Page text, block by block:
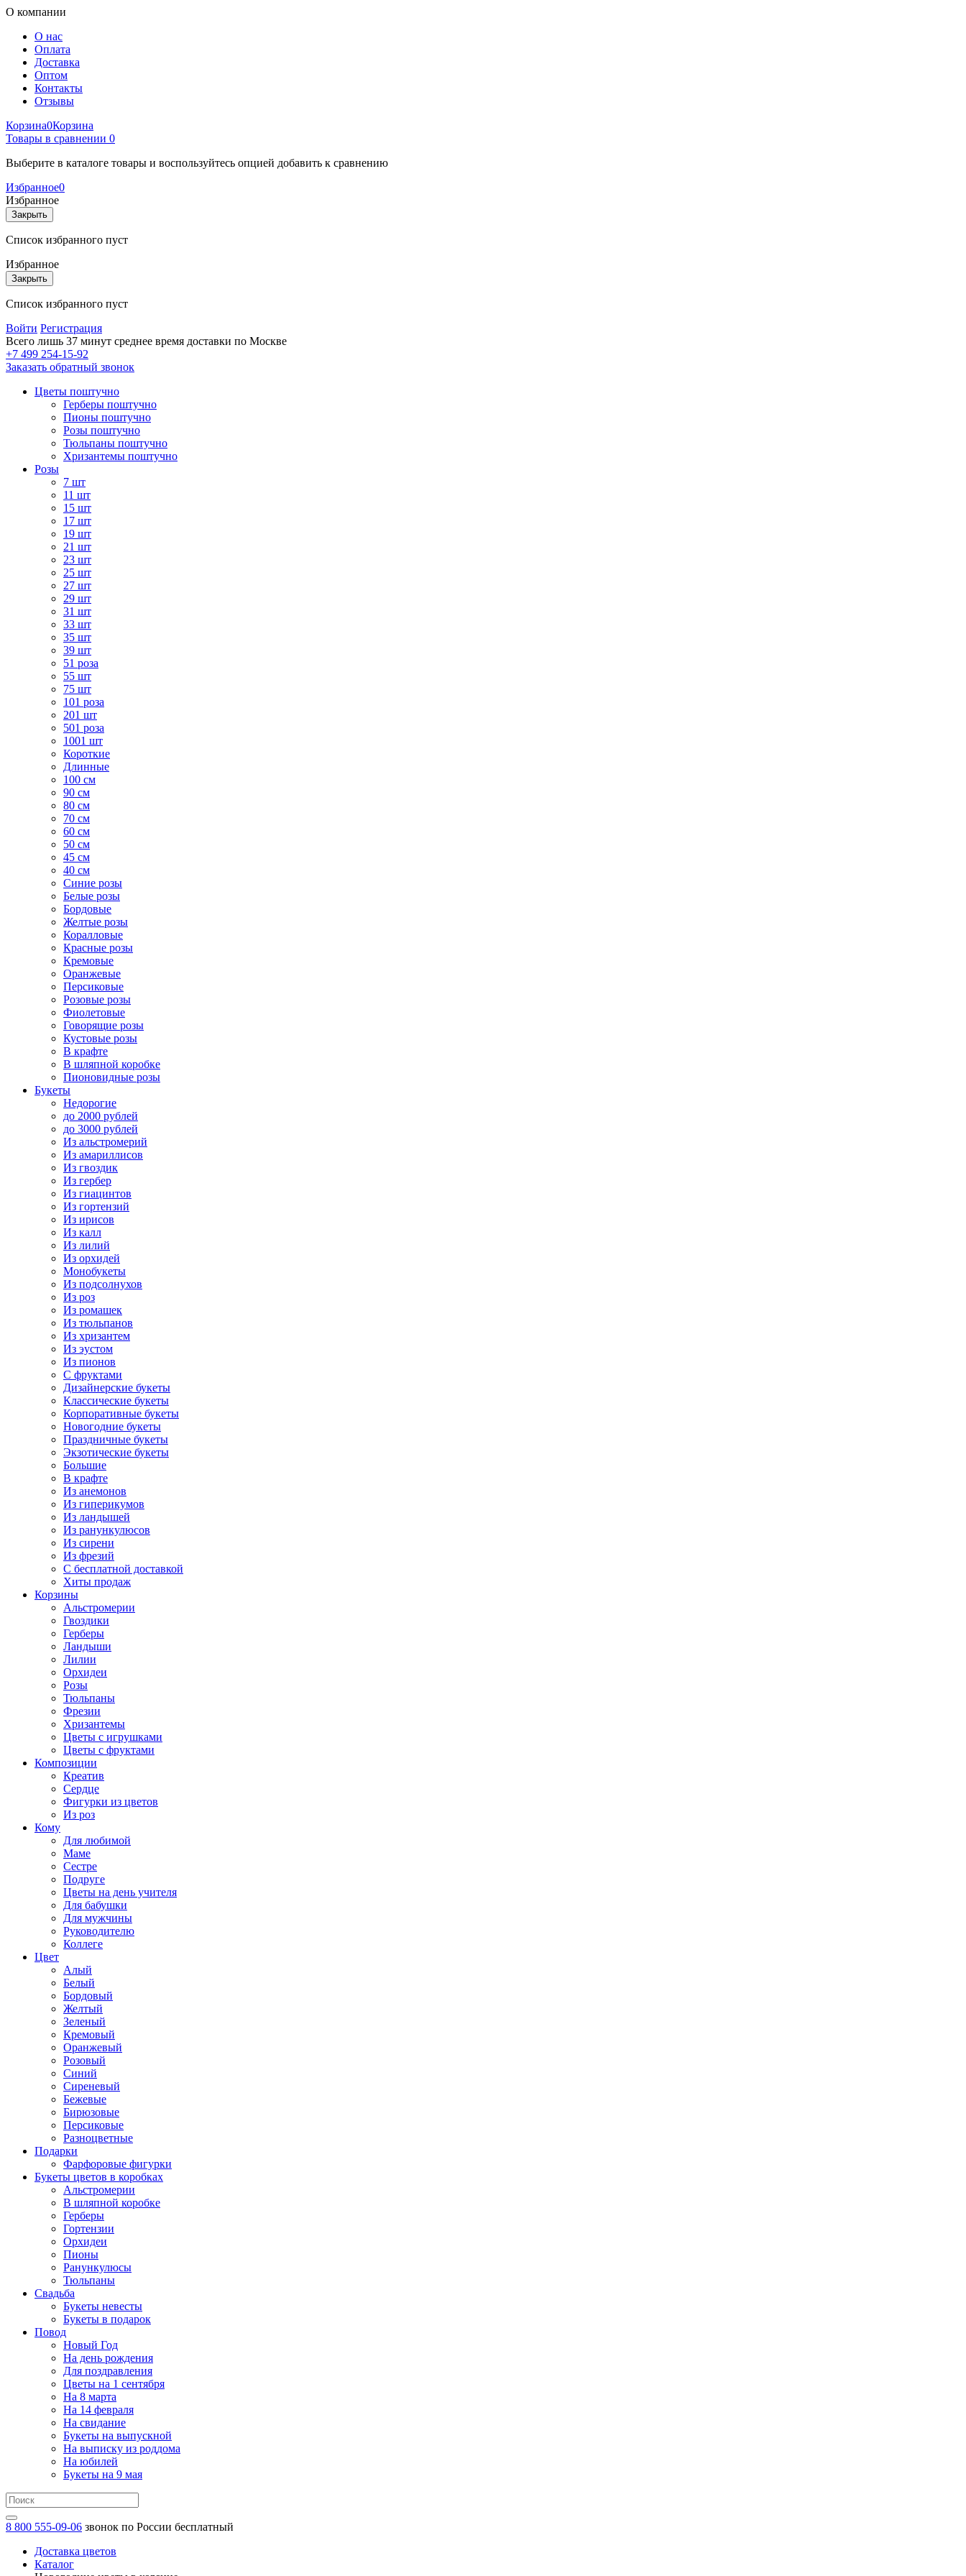
О компании
О нас
Оплата
Доставка
Оптом
Контакты
Отзывы
Корзина0Корзина
Товары в сравнении 0
Выберите в каталоге товары и воспользуйтесь опцией добавить к сравнению
Избранное0
Избранное
Закрыть
Список избранного пуст
Избранное
Закрыть
Список избранного пуст
Войти Регистрация
Всего лишь 37 минут среднее время доставки по Москве
+7 499 254-15-92
Заказать обратный звонок
Цветы поштучно
Герберы поштучно
Пионы поштучно
Розы поштучно
Тюльпаны поштучно
Хризантемы поштучно
Розы
7 шт
11 шт
15 шт
17 шт
19 шт
21 шт
23 шт
25 шт
27 шт
29 шт
31 шт
33 шт
35 шт
39 шт
51 роза
55 шт
75 шт
101 роза
201 шт
501 роза
1001 шт
Короткие
Длинные
100 см
90 см
80 см
70 см
60 см
50 см
45 см
40 см
Cиние розы
Белые розы
Бордовые
Желтые розы
Коралловые
Красные розы
Кремовые
Оранжевые
Персиковые
Розовые розы
Фиолетовые
Говорящие розы
Кустовые розы
В крафте
В шляпной коробке
Пионовидные розы
Букеты
Недорогие
до 2000 рублей
до 3000 рублей
Из альстромерий
Из амариллисов
Из гвоздик
Из гербер
Из гиацинтов
Из гортензий
Из ирисов
Из калл
Из лилий
Из орхидей
Монобукеты
Из подсолнухов
Из роз
Из ромашек
Из тюльпанов
Из хризантем
Из эустом
Из пионов
С фруктами
Дизайнерские букеты
Классические букеты
Корпоративные букеты
Новогодние букеты
Праздничные букеты
Экзотические букеты
Большие
В крафте
Из анемонов
Из гиперикумов
Из ландышей
Из ранункулюсов
Из сирени
Из фрезий
С бесплатной доставкой
Хиты продаж
Корзины
Альстромерии
Гвоздики
Герберы
Ландыши
Лилии
Орхидеи
Розы
Тюльпаны
Фрезии
Хризантемы
Цветы с игрушками
Цветы с фруктами
Композиции
Креатив
Сердце
Фигурки из цветов
Из роз
Кому
Для любимой
Маме
Сестре
Подруге
Цветы на день учителя
Для бабушки
Для мужчины
Руководителю
Коллеге
Цвет
Алый
Белый
Бордовый
Желтый
Зеленый
Кремовый
Оранжевый
Розовый
Синий
Сиреневый
Бежевые
Бирюзовые
Персиковые
Разноцветные
Подарки
Фарфоровые фигурки
Букеты цветов в коробках
Альстромерии
В шляпной коробке
Герберы
Гортензии
Орхидеи
Пионы
Ранункулюсы
Тюльпаны
Свадьба
Букеты невесты
Букеты в подарок
Повод
Новый Год
На день рождения
Для поздравления
Цветы на 1 сентября
На 8 марта
На 14 февраля
На свидание
Букеты на выпускной
На выписку из роддома
На юбилей
Букеты на 9 мая
8 800 555-09-06 звонок по России бесплатный
Доставка цветов
Каталог